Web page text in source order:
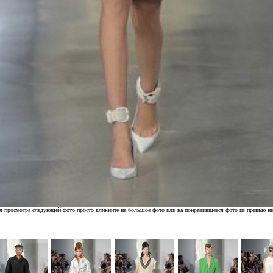
просмотра следующей фото просто кликните на большое фото или на понравившееся фото из превью